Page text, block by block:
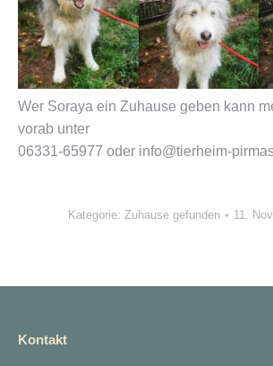
Wer Soraya ein Zuhause geben kann
vorab unter
06331-65977 oder info@tierheim-
Kategorie: Zuhause gefunden 11.
Kontakt